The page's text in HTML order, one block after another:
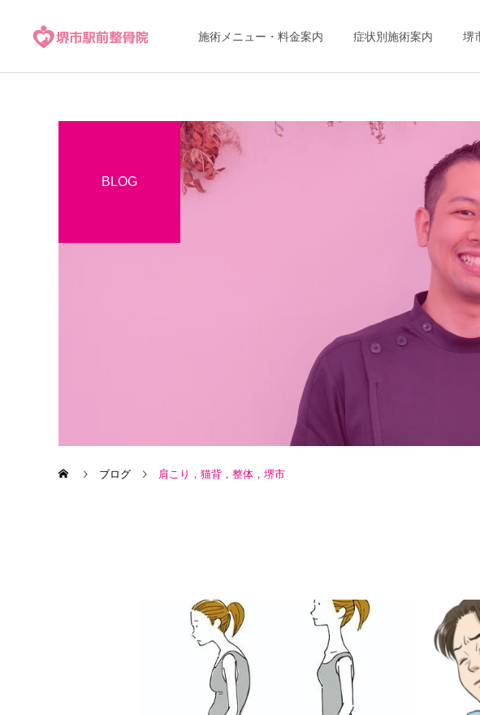
施術メニュー・料金案内 症状別施術案内 堺
BLOG
ブログ 肩こり，猫背，整体，堺市